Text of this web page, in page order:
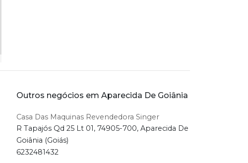
Outros negócios em Aparecida De Goiânia
Casa Das Maquinas Revendedora Singer
R Tapajós Qd 25 Lt 01, 74905-700, Aparecida De
Goiânia (Goiás)
6232481432